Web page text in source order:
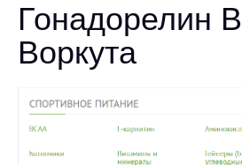
Гонадорелин
Воркута